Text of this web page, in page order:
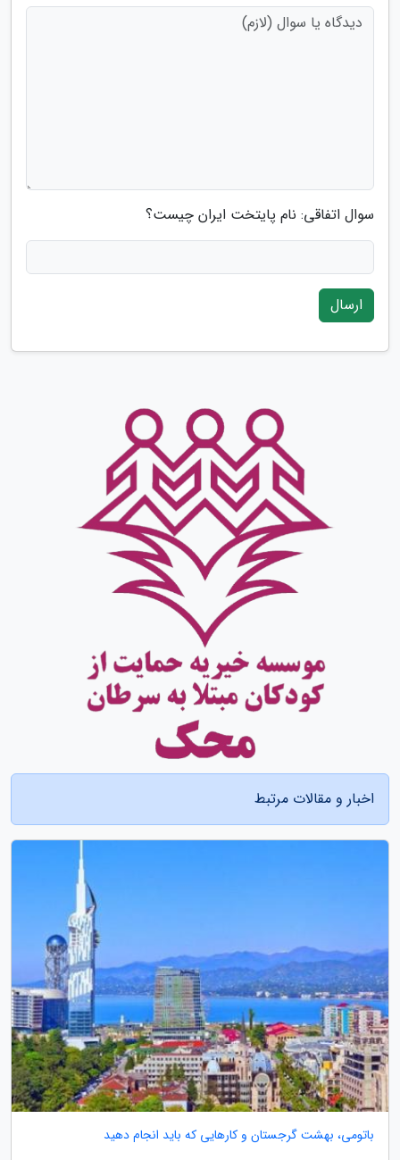
سوال اتفاقی: نام پایتخت ایران چیست؟
ارسال
اخبار و مقالات مرتبط
باتومی، بهشت گرجستان و کارهایی که باید انجام دهید